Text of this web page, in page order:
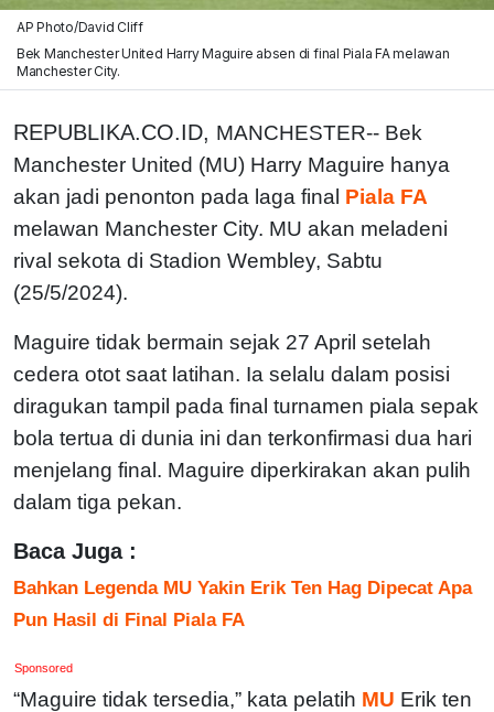
AP Photo/David Cliff
Bek Manchester United Harry Maguire absen di final Piala FA melawan
Manchester City.
REPUBLIKA.CO.ID, MANCHESTER-- Bek
Manchester United (MU) Harry Maguire hanya
akan jadi penonton pada laga final Piala FA
melawan Manchester City. MU akan meladeni
rival sekota di Stadion Wembley, Sabtu
(25/5/2024).
Maguire tidak bermain sejak 27 April setelah
cedera otot saat latihan. Ia selalu dalam posisi
diragukan tampil pada final turnamen piala sepak
bola tertua di dunia ini dan terkonfirmasi dua hari
menjelang final. Maguire diperkirakan akan pulih
dalam tiga pekan.
Baca Juga :
Bahkan Legenda MU Yakin Erik Ten Hag Dipecat Apa
Pun Hasil di Final Piala FA
Sponsored
“Maguire tidak tersedia,” kata pelatih MU Erik ten